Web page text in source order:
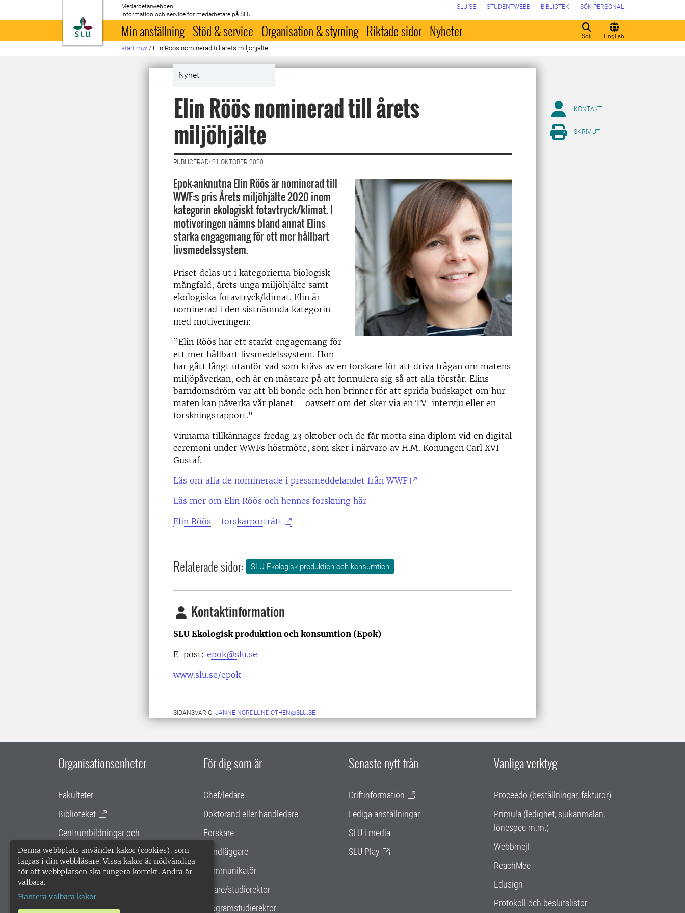
Denna webbplats använder kakor (cookies), som
lagras i din webbläsare. Vissa kakor är nödvändiga
för att webbplatsen ska fungera korrekt. Andra är
valbara.
Hantera valbara kakor
Till startsida
Medarbetarwebben
Information och service för medarbetare på SLU
Sök English
SLU.SE STUDENTWEBB BIBLIOTEK SÖK PERSONAL
Min anställning Stöd & service Organisation & styrning Riktade sidor Nyheter
start mw / Elin Röös nominerad till årets miljöhjälte
Nyhet
Elin Röös nominerad till årets
miljöhjälte
PUBLICERAD: 21 OKTOBER 2020
Epok-anknutna Elin Röös är nominerad till
WWF:s pris Årets miljöhjälte 2020 inom
kategorin ekologiskt fotavtryck/klimat. I
motiveringen nämns bland annat Elins
starka engagemang för ett mer hållbart
livsmedelssystem.
Priset delas ut i kategorierna biologisk
mångfald, årets unga miljöhjälte samt
ekologiska fotavtryck/klimat. Elin är
nominerad i den sistnämnda kategorin
med motiveringen:
”Elin Röös har ett starkt engagemang för
ett mer hållbart livsmedelssystem. Hon
har gått långt utanför vad som krävs av en forskare för att driva frågan om matens
miljöpåverkan, och är en mästare på att formulera sig så att alla förstår. Elins
barndomsdröm var att bli bonde och hon brinner för att sprida budskapet om hur
maten kan påverka vår planet – oavsett om det sker via en TV-intervju eller en
forskningsrapport."
Vinnarna tillkännages fredag 23 oktober och de får motta sina diplom vid en digital
ceremoni under WWFs höstmöte, som sker i närvaro av H.M. Konungen Carl XVI
Gustaf.
Läs om alla de nominerade i pressmeddelandet från WWF
Läs mer om Elin Röös och hennes forskning här
Elin Röös - forskarporträtt
Relaterade sidor: SLU Ekologisk produktion och konsumtion
Kontaktinformation
SLU Ekologisk produktion och konsumtion (Epok)
E-post: epok@slu.se
www.slu.se/epok
SIDANSVARIG: JANNE.NORDLUND.OTHEN@SLU.SE
KONTAKT
SKRIV UT
Organisationsenheter
Fakulteter
Biblioteket
Centrumbildningar och
samarbetsprojekt
Gemensamma verksamhetsstödet
För dig som är
Chef/ledare
Doktorand eller handledare
Forskare
Handläggare
Kommunikatör
Lärare/studierektor
Programstudierektor
Senaste nytt från
Driftinformation
Lediga anställningar
SLU i media
SLU Play
Vanliga verktyg
Proceedo (beställningar, fakturor)
Primula (ledighet, sjukanmälan,
lönespec m.m.)
Webbmejl
ReachMee
Edusign
Protokoll och beslutslistor